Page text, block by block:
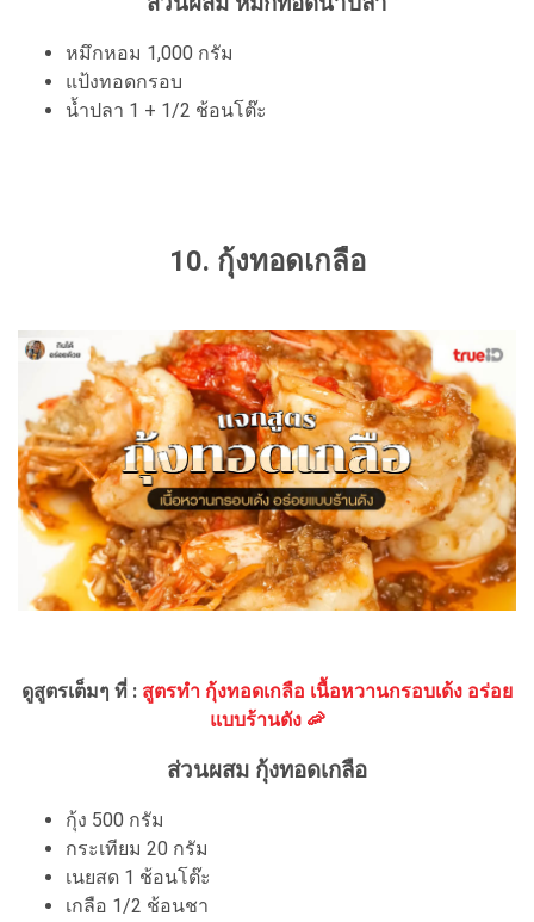
หมึกหอม 1,000 กรัม
แป้งทอดกรอบ
น้ำปลา 1 + 1/2 ช้อนโต๊ะ
10. กุ้งทอดเกลือ
ดูสูตรเต็มๆ ที่ : สูตรทำ กุ้งทอดเกลือ เนื้อหวานกรอบเด้ง อร่อย
แบบร้านดัง 🦐
ส่วนผสม กุ้งทอดเกลือ
กุ้ง 500 กรัม
กระเทียม 20 กรัม
เนยสด 1 ช้อนโต๊ะ
เกลือ 1/2 ช้อนชา